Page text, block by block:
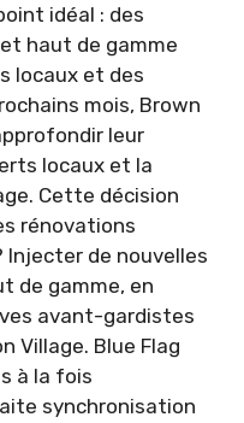
idéal : des
haut de gamme
locaux et des
mois, Brown
leur
locaux et la
Cette décision
rénovations
Injecter de nouvelles
de gamme, en
avant-gardistes
Village. Blue Flag
à la fois
synchronisation